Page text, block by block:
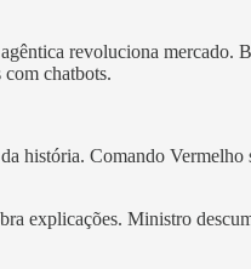
revoluciona mercado.
chatbots.
história. Comando
explicações. Ministro